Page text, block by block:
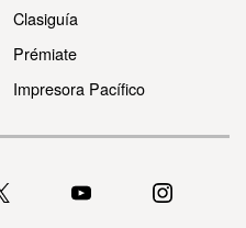
Clasiguía
Prémiate
Impresora Pacífico